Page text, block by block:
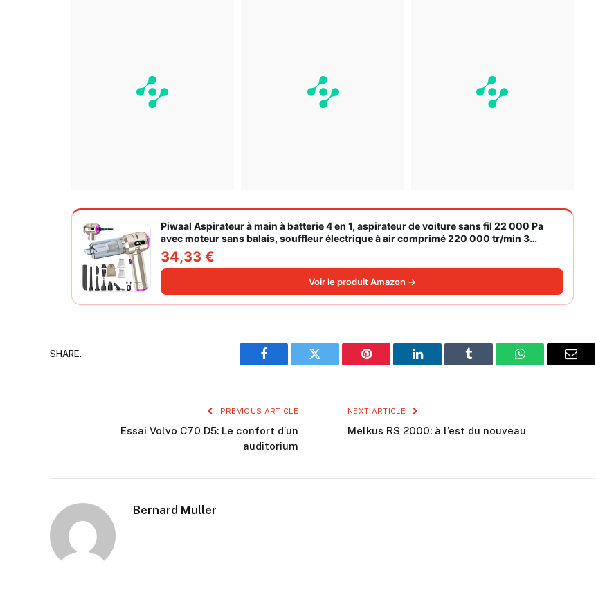
Piwaal Aspirateur à main à batterie 4 en 1, aspirateur de voiture sans fil 22 000 Pa
avec moteur sans balais, souffleur électrique à air comprimé 220 000 tr/min 3
vitesses pour poils d'animaux
34,33 €
Voir le produit Amazon →
SHARE.
Facebook Twitter Pinterest LinkedIn Tumblr WhatsAppEmail
PREVIOUS ARTICLE
Essai Volvo C70 D5: Le confort d’un
auditorium
NEXT ARTICLE
Melkus RS 2000: à l’est du nouveau
Bernard Muller